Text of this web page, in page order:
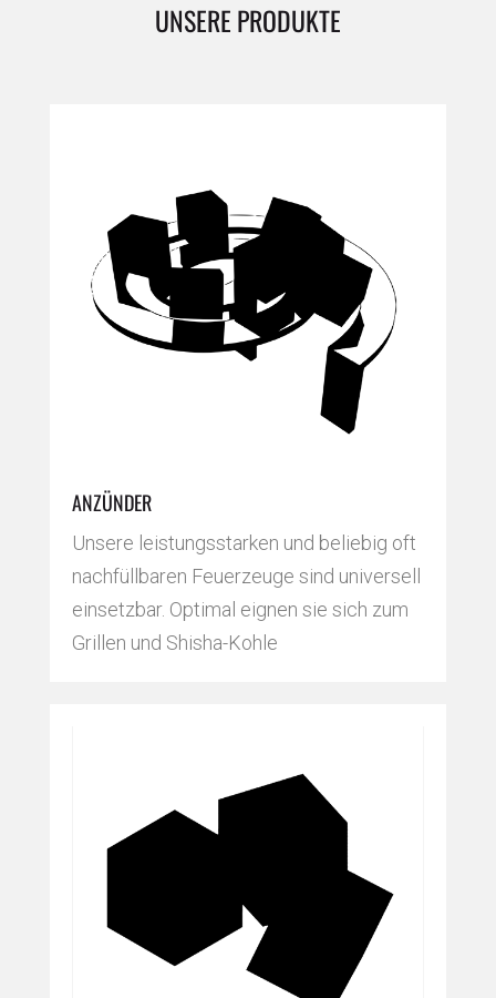
UNSERE PRODUKTE
ANZÜNDER
Unsere leistungsstarken und beliebig oft
nachfüllbaren Feuerzeuge sind universell
einsetzbar. Optimal eignen sie sich zum
Grillen und Shisha-Kohle